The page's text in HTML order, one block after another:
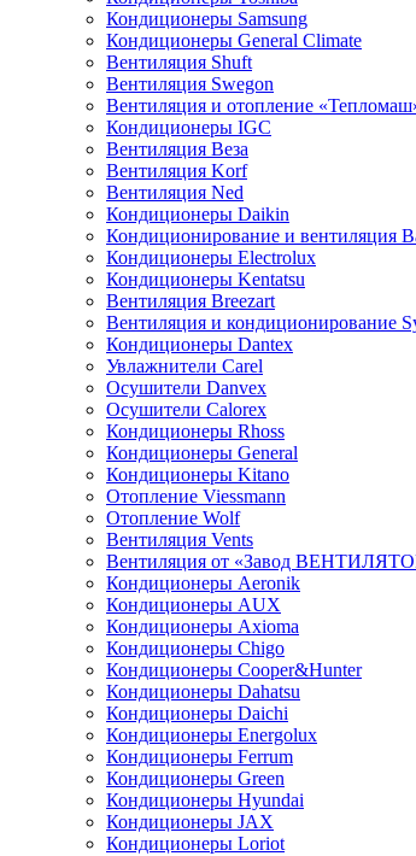
Кондиционеры Samsung
Кондиционеры General Climate
Вентиляция Shuft
Вентиляция Swegon
Вентиляция и отопление
Кондиционеры IGC
Вентиляция Веза
Вентиляция Korf
Вентиляция Ned
Кондиционеры Daikin
Кондиционирование и вентиляция
Кондиционеры Electrolux
Кондиционеры Kentatsu
Вентиляция Breezart
Вентиляция и кондиционирование
Кондиционеры Dantex
Увлажнители Carel
Осушители Danvex
Осушители Calorex
Кондиционеры Rhoss
Кондиционеры General
Кондиционеры Kitano
Отопление Viessmann
Отопление Wolf
Вентиляция Vents
Вентиляция от «Завод
Кондиционеры Aeronik
Кондиционеры AUX
Кондиционеры Axioma
Кондиционеры Chigo
Кондиционеры Cooper&Hunter
Кондиционеры Dahatsu
Кондиционеры Daichi
Кондиционеры Energolux
Кондиционеры Ferrum
Кондиционеры Green
Кондиционеры Hyundai
Кондиционеры JAX
Кондиционеры Loriot